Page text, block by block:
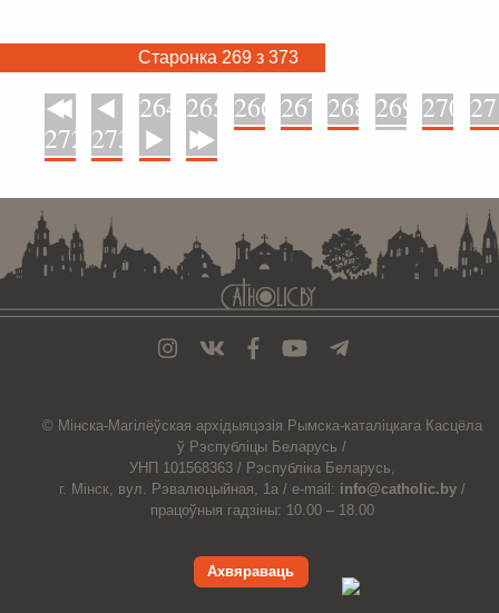
Старонка 269 з 373
264 265 266 267 268 269 270
272 273
© Мiнска-Магiлёўская архiдыяцэзiя Рымска-каталіцкага Касцёла
ў Рэспубліцы Беларусь /
УНП 101568363 / Рэспубліка Беларусь,
г. Мінск, вул. Рэвалюцыйная, 1а / e-mail: info@catholic.by /
працоўныя гадзіны: 10.00 – 18.00
Ахвяраваць